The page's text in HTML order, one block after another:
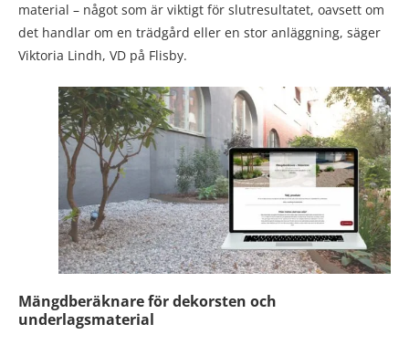
material – något som är viktigt för slutresultatet, oavsett om
det handlar om en trädgård eller en stor anläggning, säger
Viktoria Lindh, VD på Flisby.
Mängdberäknare för dekorsten och
underlagsmaterial